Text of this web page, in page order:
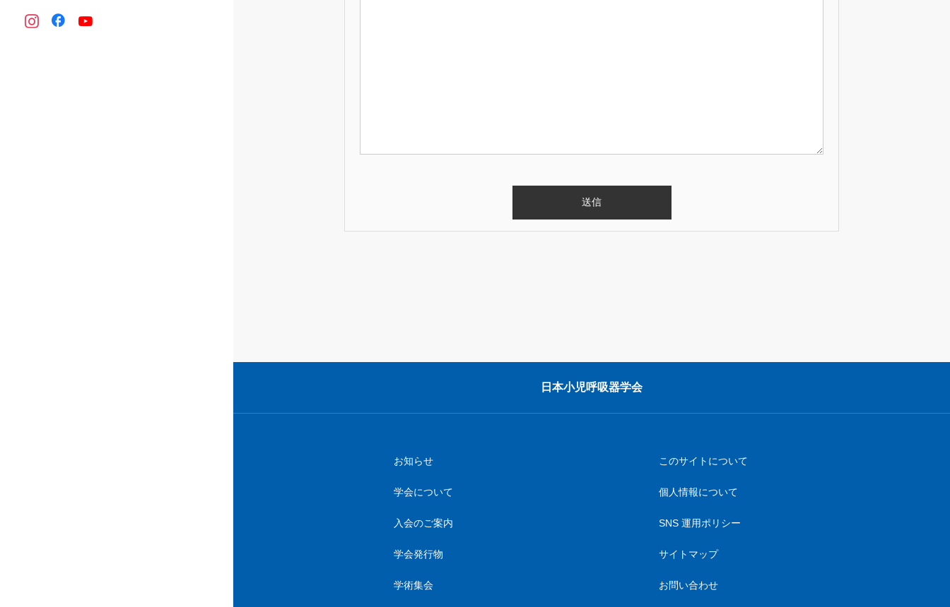
日本小児呼吸器学会
お知らせ
学会について
入会のご案内
学会発行物
学術集会
このサイトについて
個人情報について
SNS 運用ポリシー
サイトマップ
お問い合わせ